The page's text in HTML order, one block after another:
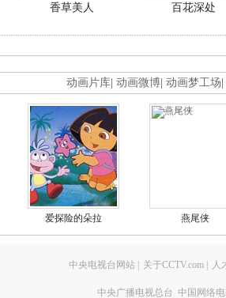
香草美人 百花深处
动画片库 动画微博 动画梦工场
爱探险的朵拉 燕尾侠
中央电视台网站 关于CCTV.com 人
中央广播电视总台 中国网络